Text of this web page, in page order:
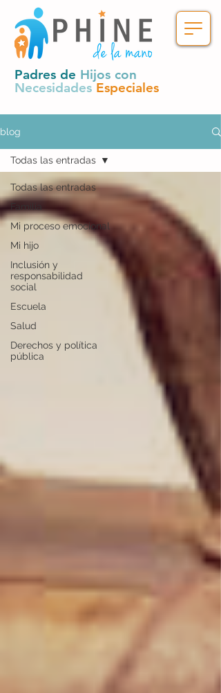
Padres de Hijos con
Necesidades Especiales
blog
Todas las entradas
Familia
Mi proceso emocional
Mi hijo
Inclusión y
responsabilidad
social
Escuela
Salud
Derechos y política
pública
Todas las entradas